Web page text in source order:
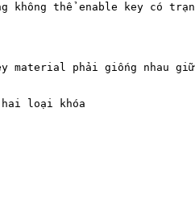
không thể enable key có
material phải giống nhau
hai loại khóa